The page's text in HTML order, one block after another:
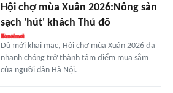
Hội chợ mùa Xuân 2026:Nông sản
sạch 'hút' khách Thủ đô
Dù mới khai mạc, Hội chợ mùa Xuân 2026 đã
nhanh chóng trở thành tâm điểm mua sắm
của người dân Hà Nội.